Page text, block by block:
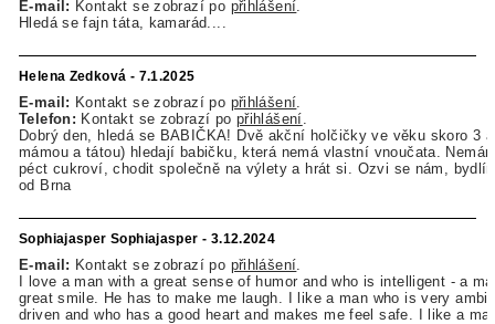
E-mail: Kontakt se zobrazí po přihlášení
Hledá se fajn táta, kamarád....
Helena Zedková - 7.1.2025
E-mail: Kontakt se zobrazí po přihlášení
Telefon: Kontakt se zobrazí po přihlášení
Dobrý den, hledá se BABIČKA! Dvě akční holčičky ve věku skoro 3
mámou a tátou) hledají babičku, která nemá vlastní vnoučata.
péct cukroví, chodit společně na výlety a hrát si. Ozvi se nám,
od Brna
Sophiajasper Sophiajasper - 3.12.2024
E-mail: Kontakt se zobrazí po přihlášení
I love a man with a great sense of humor and who is intelligent - a
great smile. He has to make me laugh. I like a man who is very
driven and who has a good heart and makes me feel safe. I like a